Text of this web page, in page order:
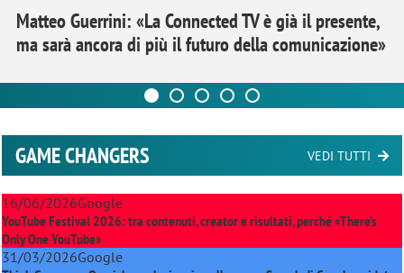
Matteo Guerrini: «La Connected TV è già il presente,
ma sarà ancora di più il futuro della comunicazione»
GAME CHANGERS VEDI TUTTI
16/06/2026Google
YouTube Festival 2026: tra contenuti, creator e risultati, perché «There’s
Only One YouTube»
31/03/2026Google